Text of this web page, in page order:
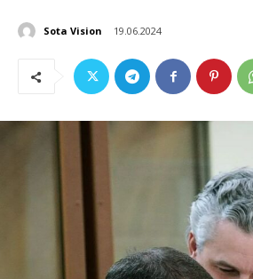
Sota Vision 19.06.2024